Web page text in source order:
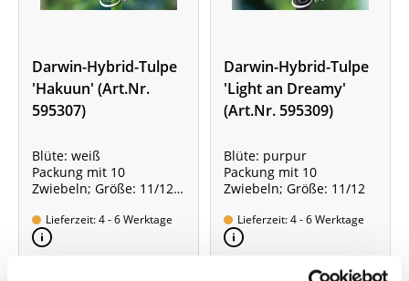
Darwin-Hybrid-Tulpe
'Hakuun' (Art.Nr.
595307)
Blüte: weiß
Packung mit 10
Zwiebeln; Größe: 11/12
Starkem Duft!
Lieferzeit: 4 - 6 Werktage
Darwin-Hybrid-Tulpe
'Light an Dreamy'
(Art.Nr. 595309)
Blüte: purpur
Packung mit 10
Zwiebeln; Größe: 11/12
Lieferzeit: 4 - 6 Werktage